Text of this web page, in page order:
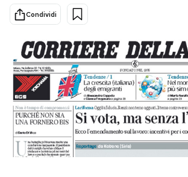
Economia
PODCAST
NEWSLETTER
Condividi